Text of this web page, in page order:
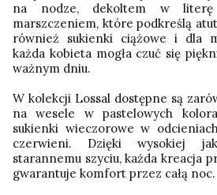
na nodze, dekoltem w
marszczeniem, które podkreślą
również sukienki ciążowe i dla
każda kobieta mogła czuć się
ważnym dniu.
W kolekcji Lossal dostępne są
na wesele w pastelowych
sukienki wieczorowe w
czerwieni. Dzięki wysokiej
starannemu szyciu, każda kreacja
gwarantuje komfort przez całą noc.